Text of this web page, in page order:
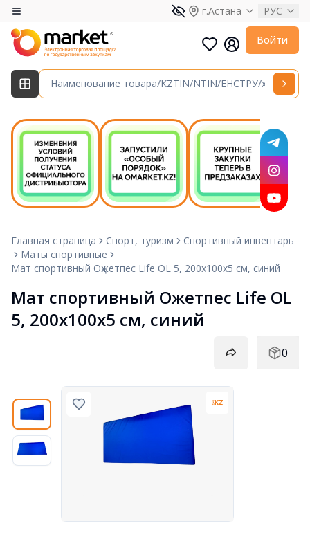
г.Астана РУС
Войти
Главная страница Спорт, туризм
Спортивный инвентарь
Маты спортивные
Мат спортивный Оқжетпес Life OL 5, 200х100х5 см, синий
Мат спортивный Оқжетпес Life OL
5, 200х100х5 см, синий
0